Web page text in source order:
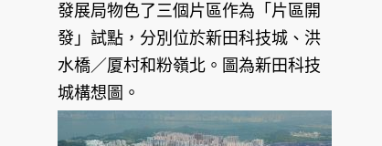
發展局物色了三個片區作為「片區開
發」試點，分別位於新田科技城、洪
水橋／厦村和粉嶺北。圖為新田科技
城構想圖。